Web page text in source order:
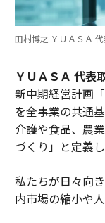
田村博之 ＹＵＡＳＡ
ＹＵＡＳＡ 代表
新中期経営計画
を全事業の共通
介護や食品、農
づくり」と定義
私たちが日々向
内市場の縮小や